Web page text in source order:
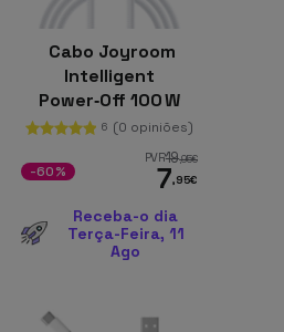
Cabo Joyroom
Intelligent
Power‑Off 100 W
USB‑C para USB‑C
1,2 m, Branco
6 (0 opiniões)
PVR19,95€
7,95€
-60%
Receba-o dia
Terça-Feira, 11
Ago